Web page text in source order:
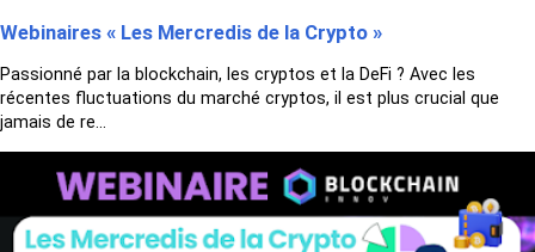
Webinaires « Les Mercredis de la Crypto »
Passionné par la blockchain, les cryptos et la DeFi ? Avec les
récentes fluctuations du marché cryptos, il est plus crucial que
jamais de re...